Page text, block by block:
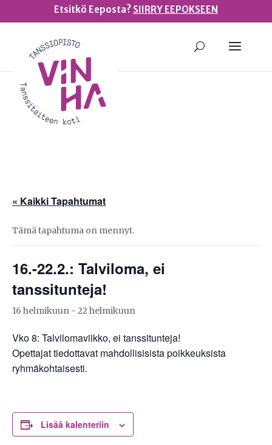
Etsitkö Eeposta? SIIRRY EEPOKSEEN
« Kaikki Tapahtumat
Tämä tapahtuma on mennyt.
16.-22.2.: Talviloma, ei
tanssitunteja!
16 helmikuun - 22 helmikuun
Vko 8: Talvilomaviikko, ei tanssitunteja!
Opettajat tiedottavat mahdollisisista poikkeuksista
ryhmäkohtaisesti.
Lisää kalenteriin